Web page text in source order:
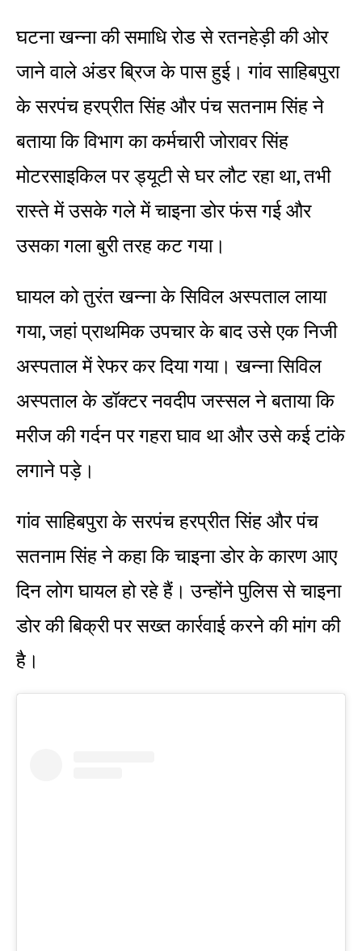
घटना खन्ना की समाधि रोड से रतनहेड़ी की ओर
जाने वाले अंडर ब्रिज के पास हुई। गांव साहिबपुरा
के सरपंच हरप्रीत सिंह और पंच सतनाम सिंह ने
बताया कि विभाग का कर्मचारी जोरावर सिंह
मोटरसाइकिल पर ड्यूटी से घर लौट रहा था, तभी
रास्ते में उसके गले में चाइना डोर फंस गई और
उसका गला बुरी तरह कट गया।
घायल को तुरंत खन्ना के सिविल अस्पताल लाया
गया, जहां प्राथमिक उपचार के बाद उसे एक निजी
अस्पताल में रेफर कर दिया गया। खन्ना सिविल
अस्पताल के डॉक्टर नवदीप जस्सल ने बताया कि
मरीज की गर्दन पर गहरा घाव था और उसे कई टांके
लगाने पड़े।
गांव साहिबपुरा के सरपंच हरप्रीत सिंह और पंच
सतनाम सिंह ने कहा कि चाइना डोर के कारण आए
दिन लोग घायल हो रहे हैं। उन्होंने पुलिस से चाइना
डोर की बिक्री पर सख्त कार्रवाई करने की मांग की
है।